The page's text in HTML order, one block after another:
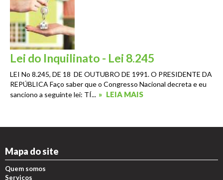
Lei do Inquilinato - Lei 8.245
LEI No 8.245, DE 18 DE OUTUBRO DE 1991. O PRESIDENTE DA
REPÚBLICA Faço saber que o Congresso Nacional decreta e eu
sanciono a seguinte lei: TÍ... » LEIA MAIS
Mapa do site
Quem somos
Serviços